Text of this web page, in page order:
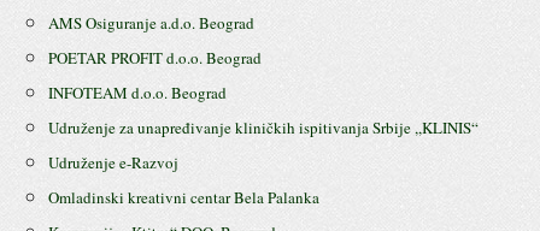
AMS Osiguranje a.d.o. Beograd
POETAR PROFIT d.o.o. Beograd
INFOTEAM d.o.o. Beograd
Udruženje za unapređivanje kliničkih ispitivanja Srbije ,,KLINIS“
Udruženje e-Razvoj
Omladinski kreativni centar Bela Palanka